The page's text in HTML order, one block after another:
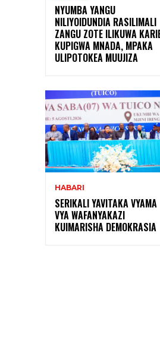
NYUMBA YANGU
NILIYOIDUNDIA RASILIMALI
ZANGU ZOTE ILIKUWA
KUPIGWA MNADA, MPAKA
ULIPOTOKEA MUUJIZA
HABARI
SERIKALI YAVITAKA VYAMA
VYA WAFANYAKAZI
KUIMARISHA DEMOKRASIA